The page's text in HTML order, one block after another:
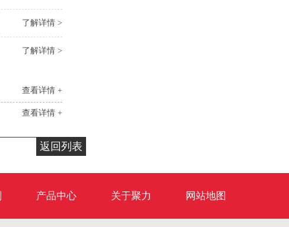
了解详情 >
了解详情 >
查看详情 +
查看详情 +
返回列表
产品中心 关于聚力 网站地图